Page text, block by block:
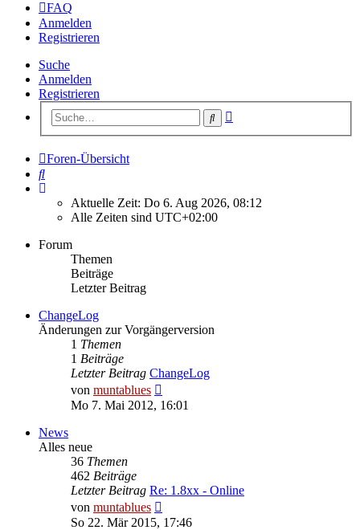
FAQ
Anmelden
Registrieren
Suche
Anmelden
Registrieren
Suche
Foren-Übersicht
Suche
Aktuelle Zeit: Do 6. Aug 2026, 08:12
Alle Zeiten sind UTC+02:00
Forum
Themen
Beiträge
Letzter Beitrag
ChangeLog
Änderungen zur Vorgängerversion
1 Themen
1 Beiträge
Letzter Beitrag ChangeLog
von muntablues
Beitrag
Mo 7. Mai 2012, 16:01
News
Alles neue
36 Themen
462 Beiträge
Letzter Beitrag Re: 1.8xx - Online
von muntablues
Beitrag
So 22. Mär 2015, 17:46